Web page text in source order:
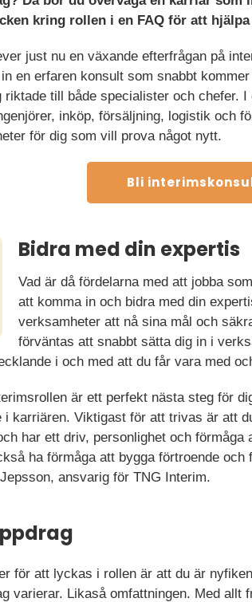
kring rollen i en FAQ för att
just nu en växande efterfrågan på
en erfaren konsult som snabbt
riktade till både specialister och chefer.
inköp, försäljning, logistik och
för dig som vill prova något nytt.
Bli
Bidra med din expertis
Vad är då fördelarna med att jobba
att komma in och bidra med din
verksamheter att nå sina mål och
förväntas att snabbt sätta dig in i
i och med att du får vara med
är ett perfekt nästa steg för
karriären. Viktigast för att trivas är att
har ett driv, personlighet och förmåga
ha förmåga att bygga förtroende och
ansvarig för TNG Interim.
för att lyckas i rollen är att du är
varierar. Likaså omfattningen. Med allt